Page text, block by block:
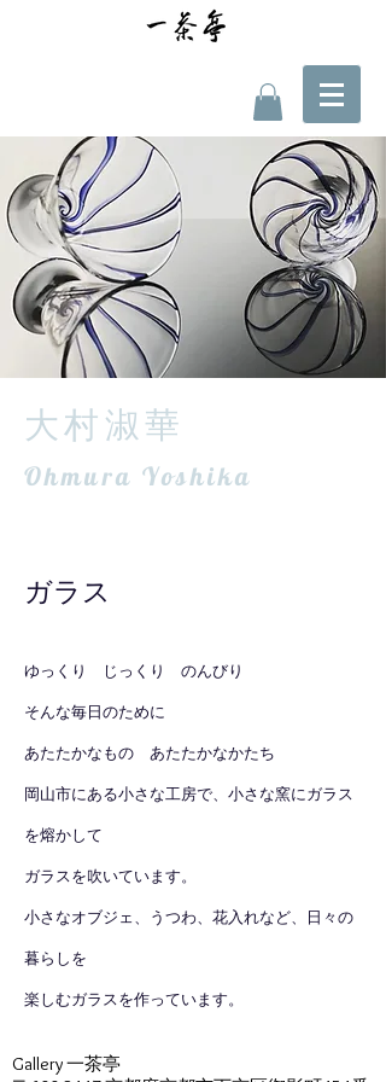
​大村淑華
​Ohmura Yoshika
​ガラス
ゆっくり じっくり のんびり
そんな毎日のために
あたたかなもの あたたかなかたち
岡山市にある小さな工房で、小さな窯にガラス
を熔かして
ガラスを吹いています。
小さなオブジェ、うつわ、花入れなど、日々の
暮らしを
楽しむガラスを作っています。
Gallery 一茶亭